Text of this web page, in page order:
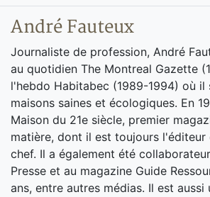
André Fauteux
Journaliste de profession, André
au quotidien The Montreal Gazette
l'hebdo Habitabec (1989-1994) où il
maisons saines et écologiques. En
Maison du 21e siècle, premier
matière, dont il est toujours l'éditeur
chef. Il a également été
Presse et au magazine Guide
ans, entre autres médias. Il est aussi